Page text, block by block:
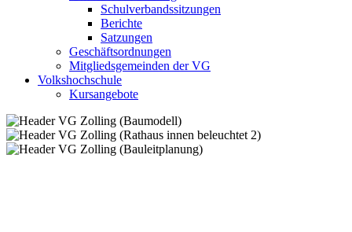
Schulverbandssitzungen
Berichte
Satzungen
Geschäftsordnungen
Mitgliedsgemeinden der VG
Volkshochschule
Kursangebote